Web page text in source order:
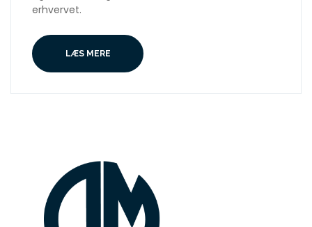
erhvervet.
LÆS MERE